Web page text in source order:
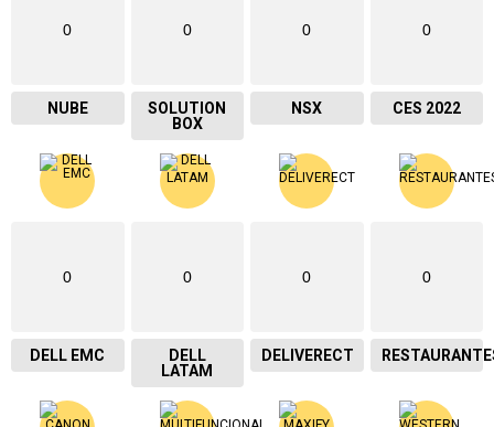
0
NUBE
0
SOLUTION
BOX
0
NSX
0
CES 2022
0
DELL EMC
0
DELL
LATAM
0
DELIVERECT
0